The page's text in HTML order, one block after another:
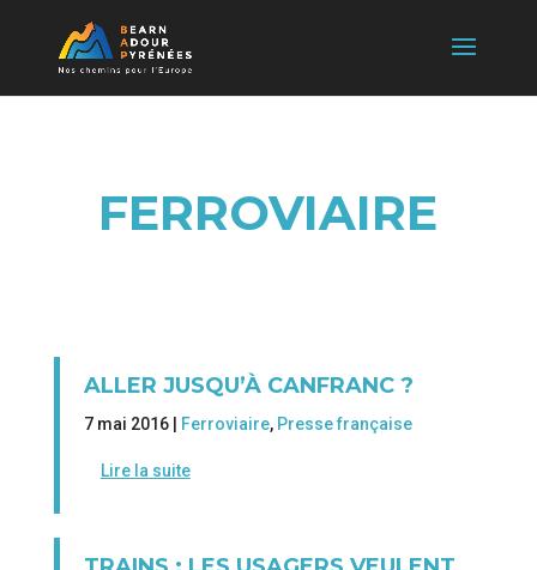
FERROVIAIRE
ALLER JUSQU’À CANFRANC ?
7 mai 2016 | Ferroviaire, Presse française
Lire la suite